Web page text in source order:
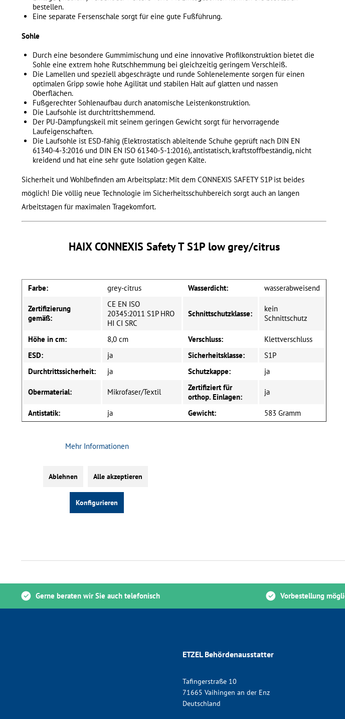
bestellen.
Eine separate Fersenschale sorgt für eine gute Fußführung.
Sohle
Durch eine besondere Gummimischung und eine innovative Profilkonstruktion bietet die
Sohle eine extrem hohe Rutschhemmung bei gleichzeitig geringem Verschleiß.
Die Lamellen und speziell abgeschrägte und runde Sohlenelemente sorgen für einen
optimalen Gripp sowie hohe Agilität und stabilen Halt auf glatten und nassen
Oberflächen.
Fußgerechter Sohlenaufbau durch anatomische Leistenkonstruktion.
Die Laufsohle ist durchtrittshemmend.
Der PU-Dämpfungskeil mit seinem geringen Gewicht sorgt für hervorragende
Laufeigenschaften.
Die Laufsohle ist ESD-fähig (Elektrostatisch ableitende Schuhe geprüft nach DIN EN
61340-4-3:2016 und DIN EN ISO 61340-5-1:2016), antistatisch, kraftstoffbeständig, nicht
kreidend und hat eine sehr gute Isolation gegen Kälte.
Sicherheit und Wohlbefinden am Arbeitsplatz: Mit dem CONNEXIS SAFETY S1P ist beides
möglich! Die völlig neue Technologie im Sicherheitsschuhbereich sorgt auch an langen
Arbeitstagen für maximalen Tragekomfort.
HAIX CONNEXIS Safety T S1P low grey/citrus
Farbe: grey-citrus Wasserdicht: wasserabweisend
Zertifizierung
gemäß:
CE EN ISO
20345:2011 S1P HRO
HI CI SRC
Schnittschutzklasse:
kein
Schnittschutz
Höhe in cm: 8,0 cm Verschluss:
Klettverschluss
ESD:
ja Sicherheitsklasse:
S1P
Durchtrittssicherheit:
ja Schutzkappe: ja
Obermaterial: Mikrofaser/Textil
Zertifiziert für
orthop. Einlagen:
ja
Antistatik: ja Gewicht: 583 Gramm
Gerne beraten wir Sie auch telefonisch Vorbestellung
ETZEL Behördenausstatter
Tafingerstraße 10
71665 Vaihingen an der Enz
Deutschland